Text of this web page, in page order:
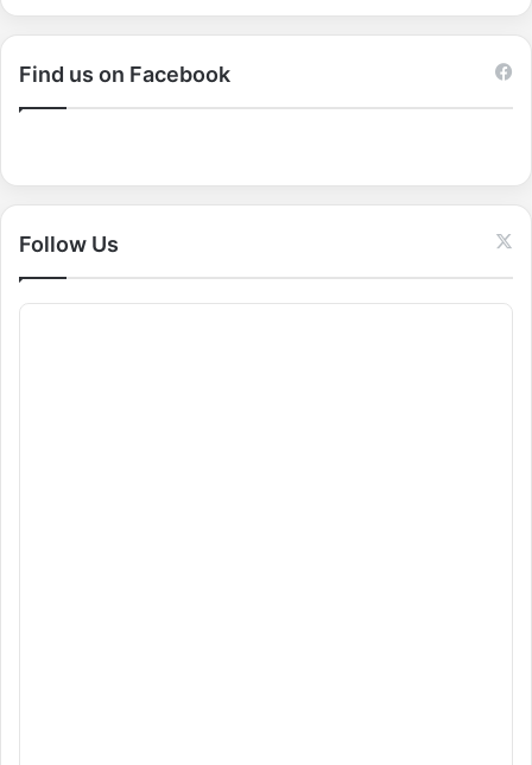
a
r
r
:
Find us on Facebook
Follow Us